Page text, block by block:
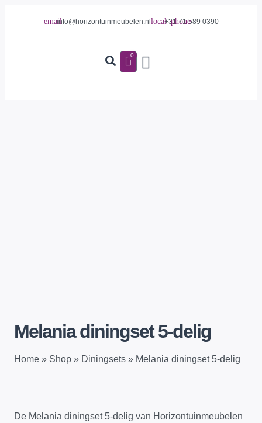
info@horizontuinmeubelen.nl +31 71 589 0390
0
Melania diningset 5-delig
Home » Shop » Diningsets » Melania diningset 5-delig
De Melania diningset 5-delig van Horizontuinmeubelen